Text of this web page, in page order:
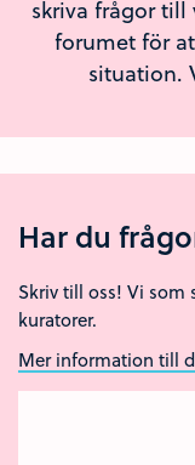
skriva frågor till
forumet för
situation.
Har du
Skriv till oss! Vi som
kuratorer.
Mer information till